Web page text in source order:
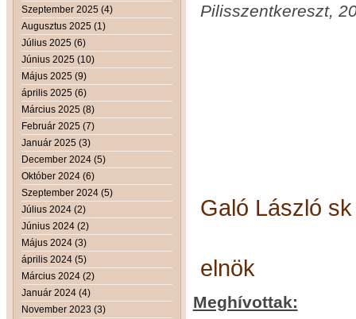
Szeptember 2025 (4)
Augusztus 2025 (1)
Július 2025 (6)
Június 2025 (10)
Május 2025 (9)
április 2025 (6)
Március 2025 (8)
Február 2025 (7)
Január 2025 (3)
December 2024 (5)
Október 2024 (6)
Szeptember 2024 (5)
Július 2024 (2)
Június 2024 (2)
Május 2024 (3)
április 2024 (5)
Március 2024 (2)
Január 2024 (4)
November 2023 (3)
Pilisszentkereszt,
Galó László sk
elnök
Meghívottak: